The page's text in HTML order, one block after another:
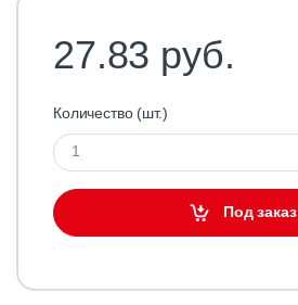
27.83 руб.
Количество (шт.)
Под заказ